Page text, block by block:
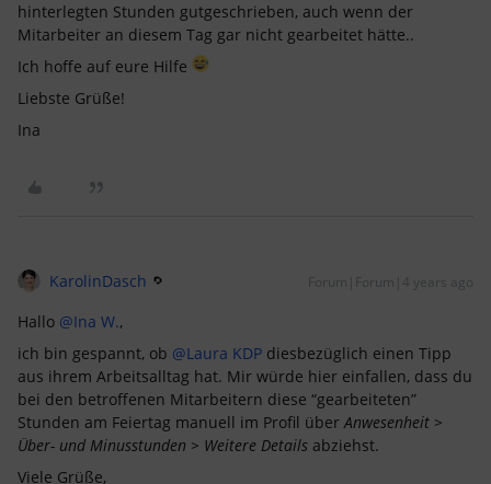
hinterlegten Stunden gutgeschrieben, auch wenn der
Mitarbeiter an diesem Tag gar nicht gearbeitet hätte..
Ich hoffe auf eure Hilfe
Liebste Grüße!
Ina
KarolinDasch Forum|Forum|4 years ago
Hallo @Ina W.,
ich bin gespannt, ob @Laura KDP diesbezüglich einen Tipp
aus ihrem Arbeitsalltag hat. Mir würde hier einfallen, dass du
bei den betroffenen Mitarbeitern diese “gearbeiteten”
Stunden am Feiertag manuell im Profil überAnwesenheit >
Über- und Minusstunden > Weitere Details abziehst.
Viele Grüße,